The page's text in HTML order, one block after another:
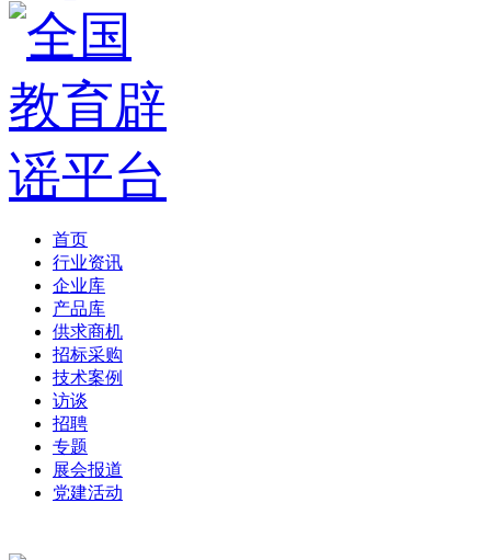
首页
行业资讯
企业库
产品库
供求商机
招标采购
技术案例
访谈
招聘
专题
展会报道
党建活动